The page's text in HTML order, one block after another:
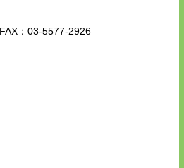
：03-5577-2926